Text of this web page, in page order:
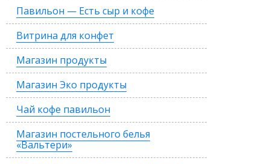
Павильон — Есть сыр и кофе
Витрина для конфет
Магазин продукты
Магазин Эко продукты
Чай кофе павильон
Магазин постельного белья
«Вальтери»